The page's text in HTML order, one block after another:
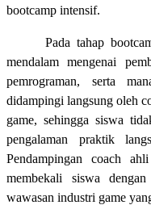
bootcamp intensif.
Pada tahap
mendalam mengenai
pemrograman, serta
didampingi langsung oleh
game, sehingga siswa
pengalaman praktik
Pendampingan coach
membekali siswa
wawasan industri game